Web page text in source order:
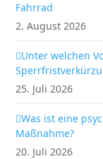
Fahrrad
2. August 2026
Unter welchen
25. Juli 2026
Was ist eine
Maßnahme?
20. Juli 2026